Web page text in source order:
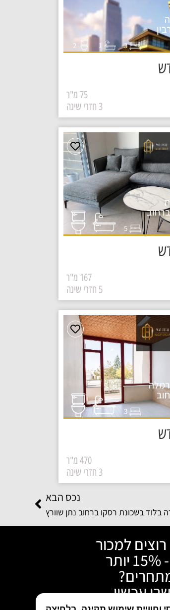
3
1
2
75 מ"ר
3 חדרי שינה
5
167 מ"ר
5 חדרי שינה
3
470 מ"ר
3 חדרי שינה
נכס הבא
בלוד בשכונת רסקו ברחוב נתן שוורץ
למכור
ב-8% - 15% יותר
עכשיו